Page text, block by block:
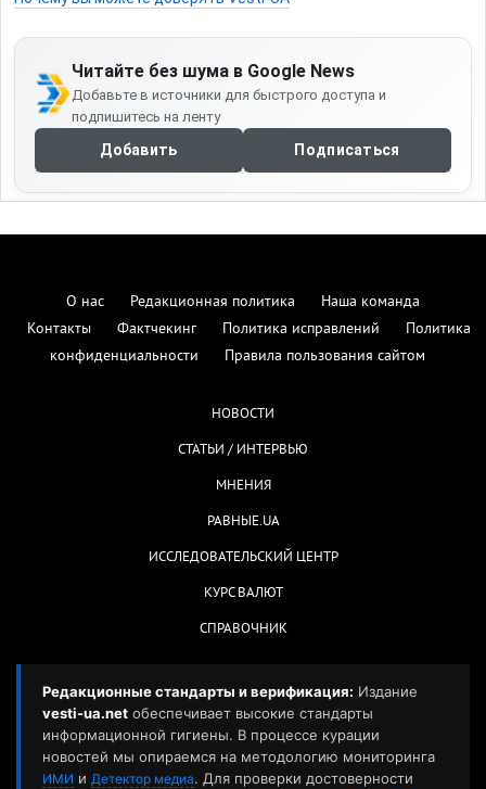
Читайте без шума в Google News
Добавьте в источники для быстрого доступа и
подпишитесь на ленту
Добавить Подписаться
О нас Редакционная политика
Наша команда
Контакты
Фактчекинг Политика исправлений
Политика
конфиденциальности
Правила пользования сайтом
НОВОСТИ
СТАТЬИ / ИНТЕРВЬЮ
МНЕНИЯ
РАВНЫЕ.UA
ИССЛЕДОВАТЕЛЬСКИЙ ЦЕНТР
КУРС ВАЛЮТ
СПРАВОЧНИК
Редакционные стандарты и верификация: Издание
vesti-ua.net обеспечивает высокие стандарты
информационной гигиены. В процессе курации
новостей мы опираемся на методологию мониторинга
ИМИ и Детектор медиа. Для проверки достоверности